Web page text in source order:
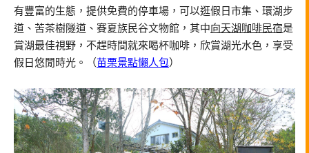
有豐富的生態，提供免費的停車場，可以逛假日市集、環湖步
道、苦茶樹隧道、賽夏族民谷文物館，其中向天湖咖啡民宿是
賞湖最佳視野，不趕時間就來喝杯咖啡，欣賞湖光水色，享受
假日悠閒時光。（苗栗景點懶人包）